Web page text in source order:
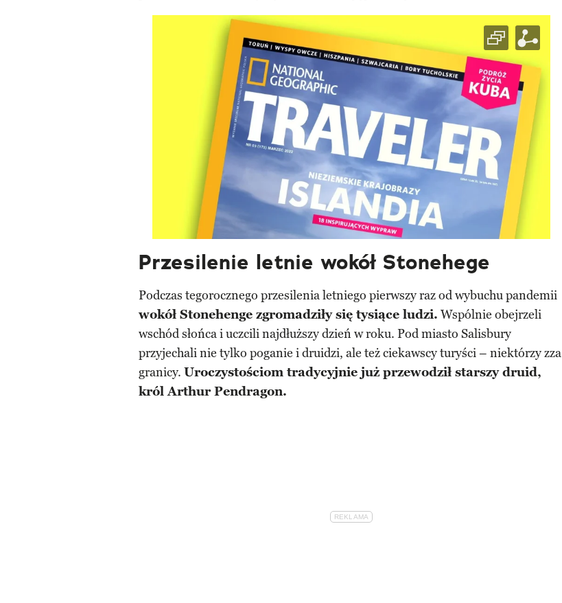
Przesilenie letnie wokół Stonehege
Podczas tegorocznego przesilenia letniego pierwszy raz od wybuchu pandemii
wokół Stonehenge zgromadziły się tysiące ludzi. Wspólnie obejrzeli
wschód słońca i uczcili najdłuższy dzień w roku. Pod miasto Salisbury
przyjechali nie tylko poganie i druidzi, ale też ciekawscy turyści – niektórzy zza
granicy. Uroczystościom tradycyjnie już przewodził starszy druid,
król Arthur Pendragon.